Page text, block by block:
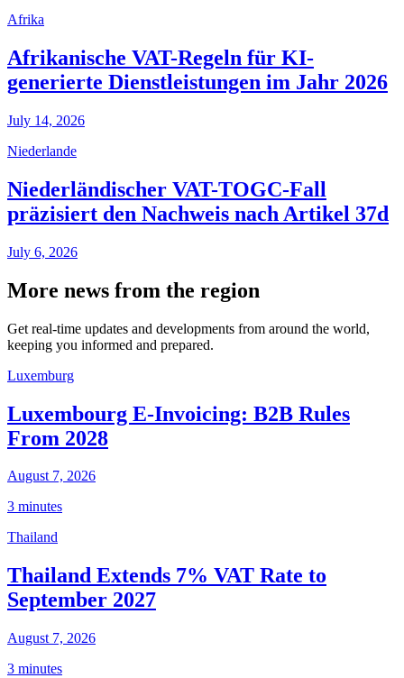
Afrika
Afrikanische VAT-Regeln für KI-
generierte Dienstleistungen im Jahr 2026
July 14, 2026
Niederlande
Niederländischer VAT-TOGC-Fall
präzisiert den Nachweis nach Artikel 37d
July 6, 2026
More news from the region
Get real-time updates and developments from around the world,
keeping you informed and prepared.
Luxemburg
Luxembourg E-Invoicing: B2B Rules
From 2028
August 7, 2026
3 minutes
Thailand
Thailand Extends 7% VAT Rate to
September 2027
August 7, 2026
3 minutes